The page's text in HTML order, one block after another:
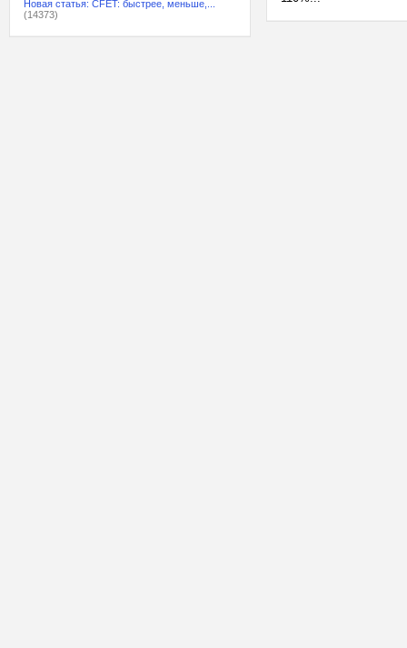
Новая статья: CFET: быстрее, меньше,...
(14373)